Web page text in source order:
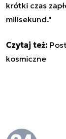
krótki czas
milisekund."
Czytaj też:
kosmiczne